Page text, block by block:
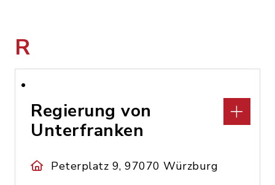
R
Regierung von
Unterfranken
Peterplatz 9, 97070 Würzburg